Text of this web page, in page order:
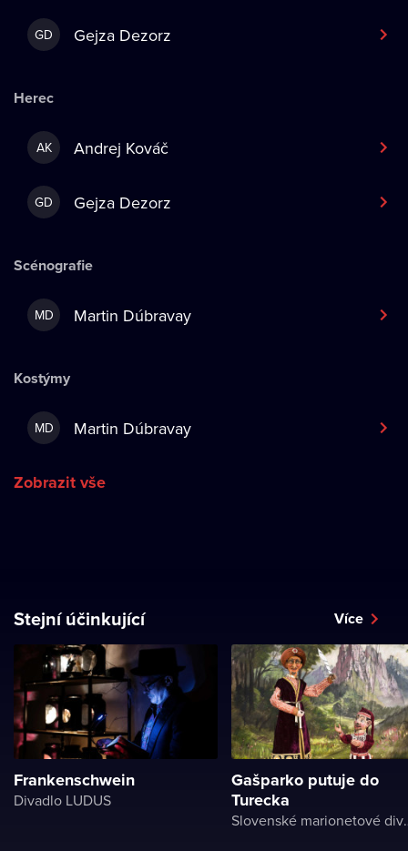
GD Gejza Dezorz
Herec
AK Andrej Kováč
GD Gejza Dezorz
Scénografie
MD Martin Dúbravay
Kostýmy
MD Martin Dúbravay
Zobrazit vše
Stejní účinkující Více
Frankenschwein
Divadlo LUDUS
Gašparko putuje do
Turecka